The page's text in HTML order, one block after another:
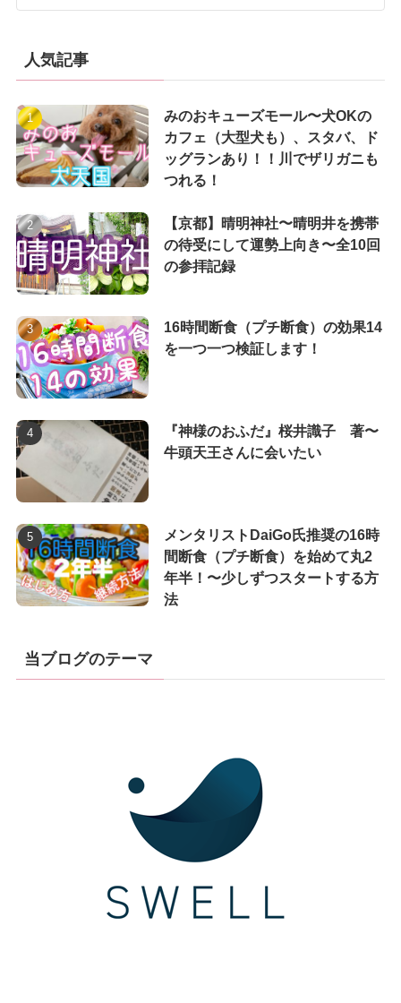
人気記事
みのおキューズモール〜犬OKの
カフェ（大型犬も）、スタバ、ド
ッグランあり！！川でザリガニも
つれる！
【京都】晴明神社〜晴明井を携帯
の待受にして運勢上向き〜全10回
の参拝記録
16時間断食（プチ断食）の効果14
を一つ一つ検証します！
『神様のおふだ』桜井識子 著〜
牛頭天王さんに会いたい
メンタリストDaiGo氏推奨の16時
間断食（プチ断食）を始めて丸2
年半！〜少しずつスタートする方
法
当ブログのテーマ